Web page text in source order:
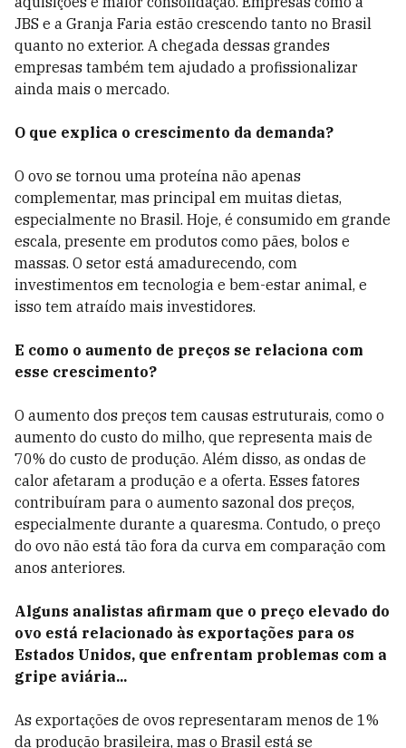
JBS e a Granja Faria estão crescendo tanto no Brasil
quanto no exterior. A chegada dessas grandes
empresas também tem ajudado a profissionalizar
ainda mais o mercado.
O que explica o crescimento da demanda?
O ovo se tornou uma proteína não apenas
complementar, mas principal em muitas dietas,
especialmente no Brasil. Hoje, é consumido em grande
escala, presente em produtos como pães, bolos e
massas. O setor está amadurecendo, com
investimentos em tecnologia e bem-estar animal, e
isso tem atraído mais investidores.
E como o aumento de preços se relaciona com
esse crescimento?
O aumento dos preços tem causas estruturais, como o
aumento do custo do milho, que representa mais de
70% do custo de produção. Além disso, as ondas de
calor afetaram a produção e a oferta. Esses fatores
contribuíram para o aumento sazonal dos preços,
especialmente durante a quaresma. Contudo, o preço
do ovo não está tão fora da curva em comparação com
anos anteriores.
Alguns analistas afirmam que o preço elevado do
ovo está relacionado às exportações para os
Estados Unidos, que enfrentam problemas com a
gripe aviária...
As exportações de ovos representaram menos de 1%
da produção brasileira, mas o Brasil está se